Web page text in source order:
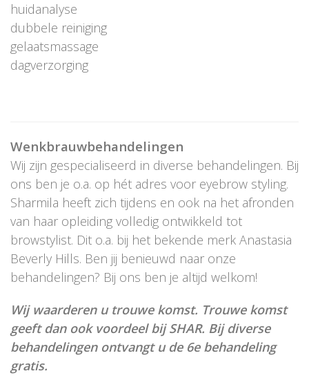
huidanalyse
dubbele reiniging
gelaatsmassage
dagverzorging
Wenkbrauwbehandelingen
Wij zijn gespecialiseerd in diverse behandelingen. Bij
ons ben je o.a. op hét adres voor eyebrow styling.
Sharmila heeft zich tijdens en ook na het afronden
van haar opleiding volledig ontwikkeld tot
browstylist. Dit o.a. bij het bekende merk Anastasia
Beverly Hills. Ben jij benieuwd naar onze
behandelingen? Bij ons ben je altijd welkom!
Wij waarderen u trouwe komst. Trouwe komst
geeft dan ook voordeel bij SHAR. Bij diverse
behandelingen ontvangt u de 6e behandeling
gratis.